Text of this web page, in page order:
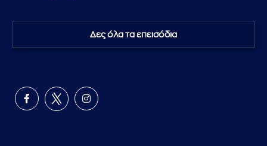
Δες όλα τα επεισόδια